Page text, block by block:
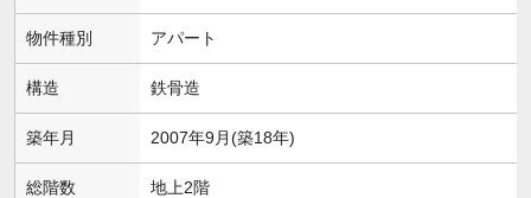
物件種別 アパート
構造 鉄骨造
築年月 2007年9月(築18年)
総階数 地上2階